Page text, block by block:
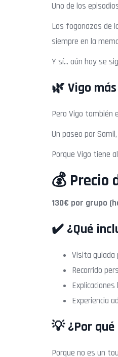
Uno de los
Los fogonazos de
siempre en la
Y sí… aún hoy se
🌿 Vigo
Pero Vigo también
Un paseo por
Porque Vigo tiene
💰 Precio
130€ por grupo
✔️ ¿Qué
Visita guiada
Recorrido
Experiencia
💡 ¿Por qué
Porque no es un